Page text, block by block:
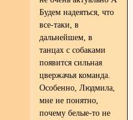
Будем надеяться, что
все-таки, в
дальнейшем, в
танцах с собаками
появится сильная
цвержачья команда.
Особенно, Людмила,
мне не понятно,
почему белые-то не